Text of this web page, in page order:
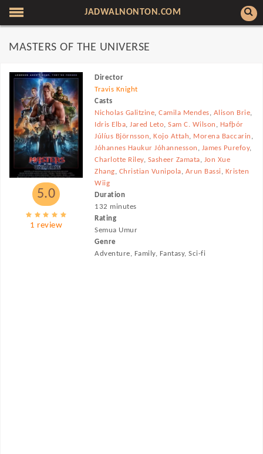
JADWALNONTON.COM
MASTERS OF THE UNIVERSE
5.0
1 review
Director
Travis Knight
Casts
Nicholas Galitzine,Camila Mendes, Alison Brie,
Idris Elba,Jared Leto,Sam C. Wilson , Hafþór
Júlíus Björnsson,Kojo Attah, Morena Baccarin ,
Jóhannes Haukur Jóhannesson , James Purefoy,
Charlotte Riley, Sasheer Zamata, Jon Xue
Zhang, Christian Vunipola, Arun Bassi, Kristen
Wiig
Duration
132 minutes
Rating
Semua Umur
Genre
Adventure, Family, Fantasy, Sci-fi